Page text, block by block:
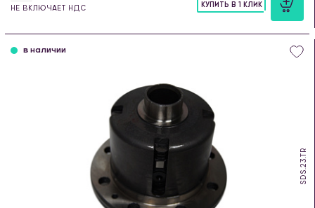
НЕ ВКЛЮЧАЕТ НДС
КУПИТЬ В 1 КЛИК
SDS.23.TR
в наличии